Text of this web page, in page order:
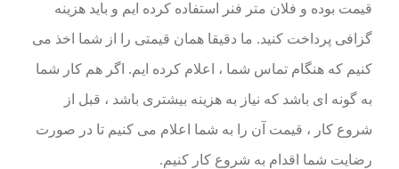
قیمت بوده و فلان متر فنر استفاده کرده ایم و باید هزینه
گزافی پرداخت کنید. ما دقیقا همان قیمتی را از شما اخذ می
کنیم که هنگام تماس شما ، اعلام کرده ایم. اگر هم کار شما
به گونه ای باشد که نیاز به هزینه بیشتری باشد ، قبل از
شروع کار ، قیمت آن را به شما اعلام می کنیم تا در صورت
رضایت شما اقدام به شروع کار کنیم.